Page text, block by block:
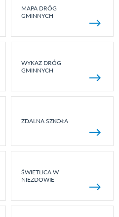
MAPA DRÓG
GMINNYCH
WYKAZ DRÓG
GMINNYCH
ZDALNA SZKOŁA
ŚWIETLICA W
NIEZDOWIE